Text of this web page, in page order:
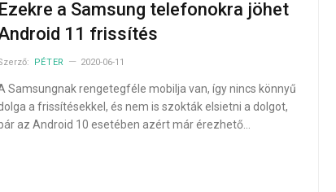
Ezekre a Samsung telefonokra jöhet
11 frissítés
PÉTER 2020-06-11
Samsungnak rengetegféle mobilja van, így nincs könnyű
a frissítésekkel, és nem is szokták elsietni a dolgot,
bár az Android 10 esetében azért már érezhető…